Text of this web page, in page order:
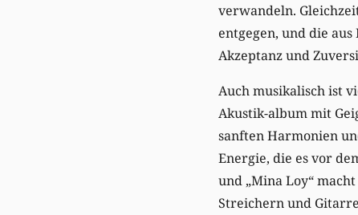
verwandeln.
entgegen, und die
Akzeptanz und
Auch musikalisch ist
Akustik-album mit
sanften Harmonien
Energie, die es vor
und „Mina Loy“
Streichern und